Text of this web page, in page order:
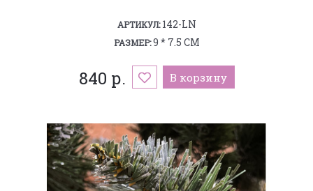
АРТИКУЛ:142-LN
РАЗМЕР:9 * 7.5 СМ
840 р. В корзину